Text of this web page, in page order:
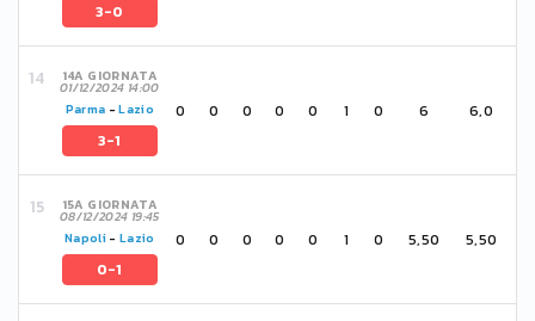
3-0
14A GIORNATA
01/12/2024 14:00
Parma -Lazio
3-1
0 0 0 0 0 1 0 6 6,0
15A GIORNATA
08/12/2024 19:45
Napoli -Lazio
0-1
0 0 0 0 0 1 0 5,50 5,50